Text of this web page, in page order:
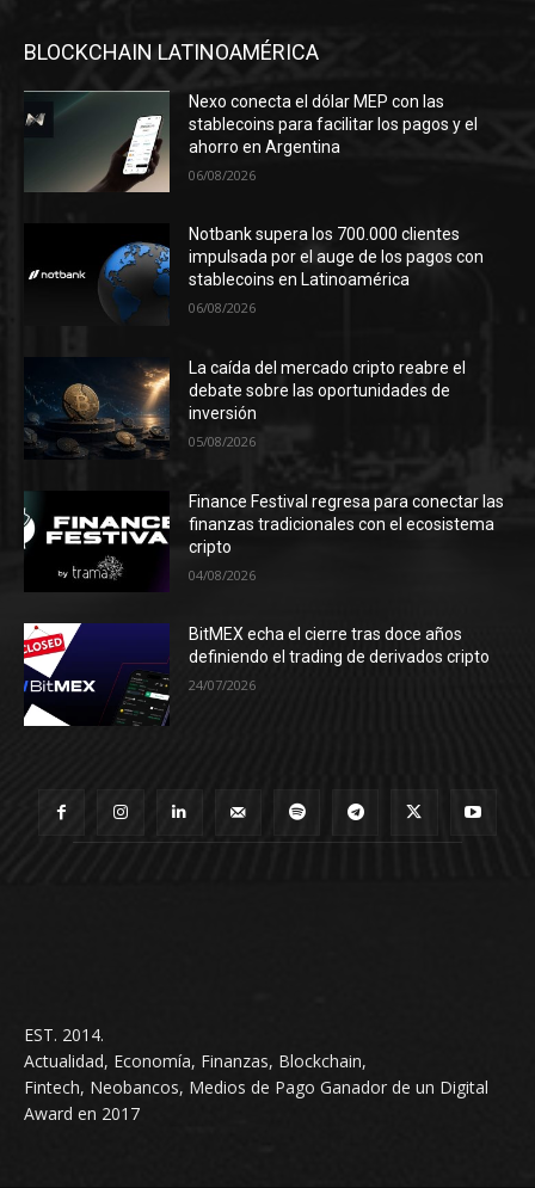
BLOCKCHAIN LATINOAMÉRICA
Nexo conecta el dólar MEP con las
stablecoins para facilitar los pagos y el
ahorro en Argentina
06/08/2026
Notbank supera los 700.000 clientes
impulsada por el auge de los pagos con
stablecoins en Latinoamérica
06/08/2026
La caída del mercado cripto reabre el
debate sobre las oportunidades de
inversión
05/08/2026
Finance Festival regresa para conectar las
finanzas tradicionales con el ecosistema
cripto
04/08/2026
BitMEX echa el cierre tras doce años
definiendo el trading de derivados cripto
24/07/2026
EST. 2014.
Actualidad, Economía, Finanzas, Blockchain,
Fintech, Neobancos, Medios de Pago Ganador de un Digital
Award en 2017